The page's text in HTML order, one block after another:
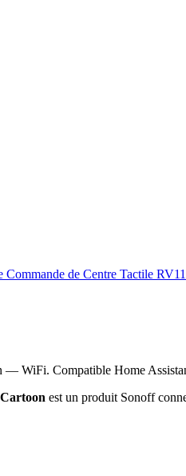
Commande de Centre Tactile
WiFi. Compatible Home
est un produit Sonoff